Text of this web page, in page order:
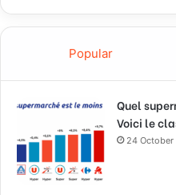
Popular
Quel
Voici le
24 October